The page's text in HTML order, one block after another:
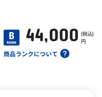
商品ランクについて
44,000 (税込)
円